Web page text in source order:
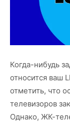
Когда-нибудь
относится ваш
отметить, что
телевизоров
Однако, ЖК-